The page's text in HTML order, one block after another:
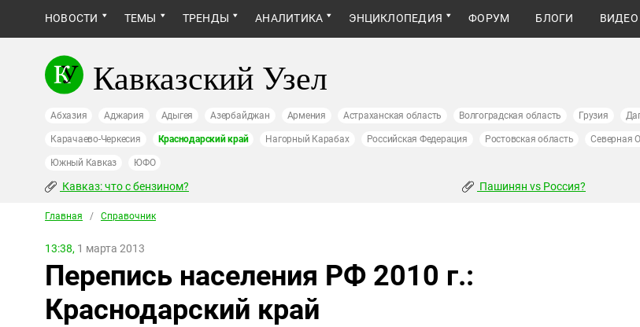
НОВОСТИ ТЕМЫ ТРЕНДЫ АНАЛИТИКА ЭНЦИКЛОПЕДИЯ ФОРУМ БЛОГИ ВИДЕО
Кавказский Узел
Абхазия Аджария Адыгея Азербайджан Армения Астраханская область Волгоградская область Грузия
Карачаево-Черкесия Краснодарский край Нагорный Карабах Российская Федерация Ростовская область Северная
Южный Кавказ ЮФО
Кавказ: что с бензином? Пашинян vs Россия?
Главная / Справочник
13:38, 1 марта 2013
Перепись населения РФ 2010 г.:
Краснодарский край